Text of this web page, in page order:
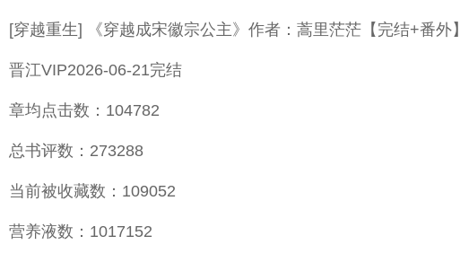
[穿越重生] 《穿越成宋徽宗公主》作者：蒿里茫茫【完结+番外】
晋江VIP2026-06-21完结
章均点击数：104782
总书评数：273288
当前被收藏数：109052
营养液数：1017152